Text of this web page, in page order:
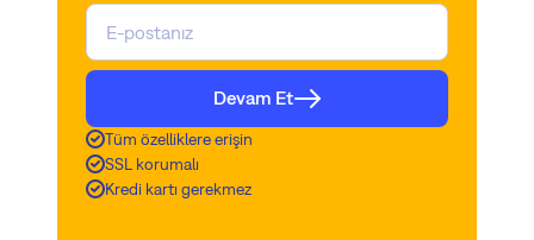
Devam Et
Tüm özelliklere erişin
SSL korumalı
Kredi kartı gerekmez